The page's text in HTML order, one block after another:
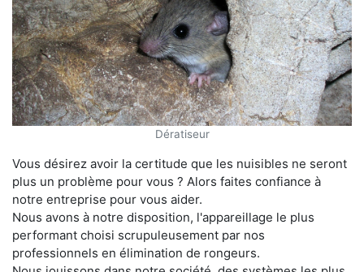
Dératiseur
Vous désirez avoir la certitude que les nuisibles ne seront
plus un problème pour vous ? Alors faites confiance à
notre entreprise pour vous aider.
Nous avons à notre disposition, l'appareillage le plus
performant choisi scrupuleusement par nos
professionnels en élimination de rongeurs.